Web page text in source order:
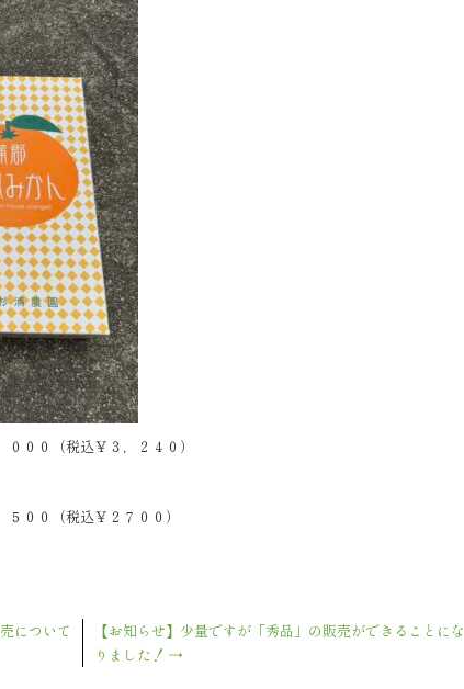
００（税込￥３，２４０）
００（税込￥２７００）
について
【お知らせ】少量ですが「秀品」の販売ができることにな
りました！ →